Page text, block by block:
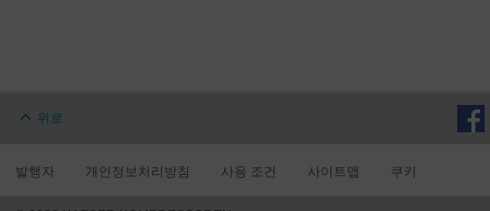
위로
발행자 개인정보처리방침 사용 조건 사이트맵 쿠키